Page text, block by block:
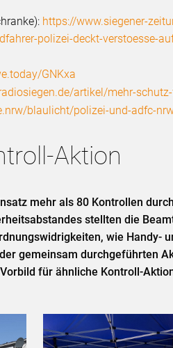
https://www.siegener-
polizei-deckt-verstoesse-
GNKxa
artikel/mehr-
blaulicht/polizei-und-adfc-
Aktion
mehr als 80 Kontrollen
stellten die
wie Handy-
gemeinsam durchgeführten
für ähnliche Kontroll-